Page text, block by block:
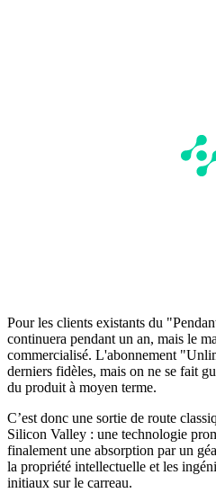
Pour les clients existants du
continuera pendant un an, mais le
commercialisé. L'abonnement
derniers fidèles, mais on ne se fait
du produit à moyen terme.
C’est donc une sortie de route
Silicon Valley : une technologie
finalement une absorption par un
la propriété intellectuelle et les
initiaux sur le carreau.